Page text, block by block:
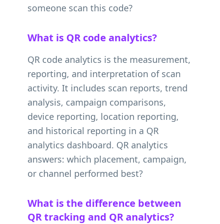
someone scan this code?
What is QR code analytics?
QR code analytics is the measurement,
reporting, and interpretation of scan
activity. It includes scan reports, trend
analysis, campaign comparisons,
device reporting, location reporting,
and historical reporting in a QR
analytics dashboard. QR analytics
answers: which placement, campaign,
or channel performed best?
What is the difference between
QR tracking and QR analytics?